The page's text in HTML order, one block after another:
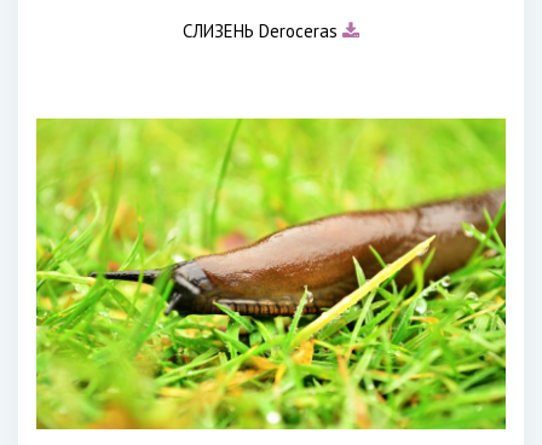
СЛИЗЕНЬ Deroceras